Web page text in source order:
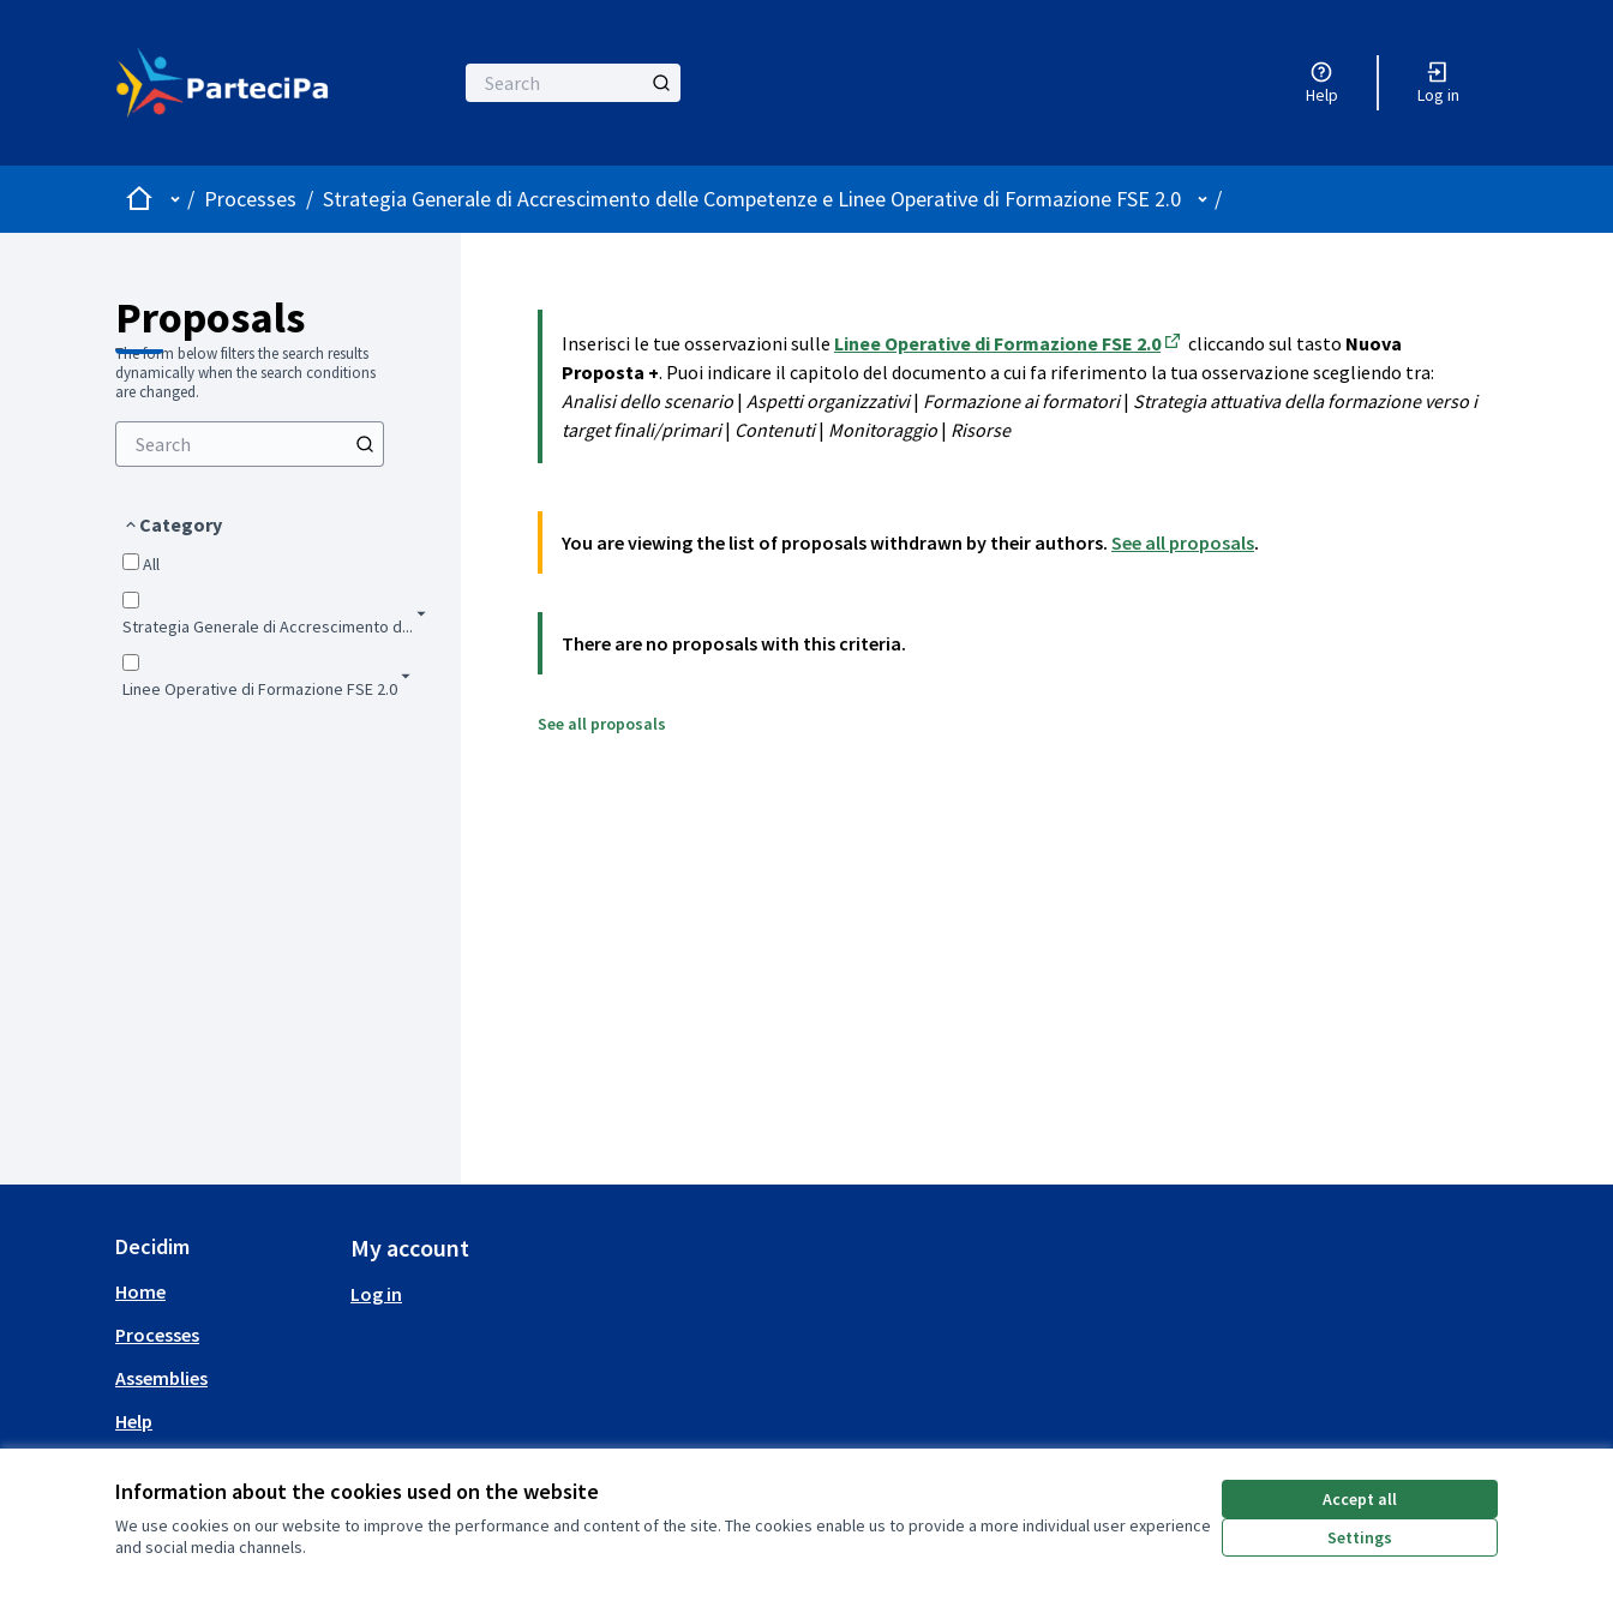
Information about the cookies used on the website
We use cookies on our website to improve the performance and content of the site. The cookies enable us to provide a more individual user experience
and social media channels.
Accept all
Settings
Help Log in
HomeMain menu
/ Processes / Strategia Generale di Accrescimento delle Competenze e Linee Operative di Formazione FSE 2.0 User menu
/
Proposals
The form below filters the search results
dynamically when the search conditions
are changed.
Category
All
Strategia Generale di Accrescimento d...
Linee Operative di Formazione FSE 2.0
Inserisci le tue osservazioni sulle Linee Operative di Formazione FSE 2.0
(Opens in new tab)
cliccando sul tasto Nuova
Proposta +. Puoi indicare il capitolo del documento a cui fa riferimento la tua osservazione scegliendo tra:
Analisi dello scenario | Aspetti organizzativi| Formazione ai formatori| Strategia attuativa della formazione verso i
target finali/primari| Contenuti| Monitoraggio | Risorse
You are viewing the list of proposals withdrawn by their authors. See all proposals.
There are no proposals with this criteria.
See all proposals
Decidim
Home
Processes
Assemblies
Help
My account
Log in